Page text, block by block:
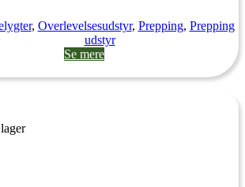
, Overlevelsesudstyr, Prepping, Prepping
udstyr
Se mere